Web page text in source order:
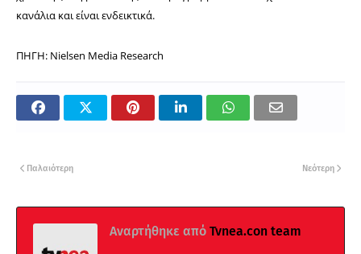
κανάλια και είναι ενδεικτικά.
ΠΗΓΗ: Nielsen Media Research
Νεότερη
Παλαιότερη
Αναρτήθηκε από Tvnea.con team